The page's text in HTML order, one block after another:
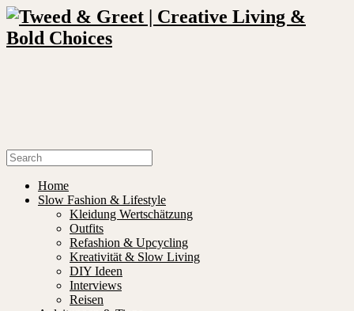
Home
Slow Fashion & Lifestyle
Kleidung Wertschätzung
Outfits
Refashion & Upcycling
Kreativität & Slow Living
DIY Ideen
Interviews
Reisen